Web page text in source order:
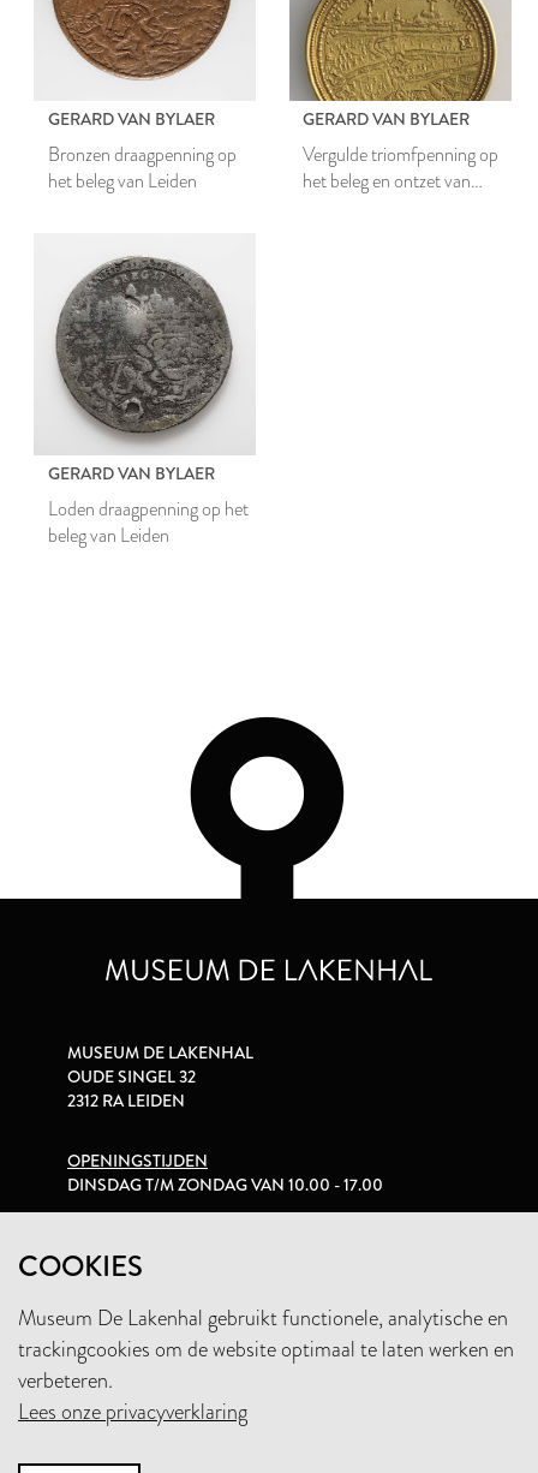
GERARD VAN BYLAER
Bronzen draagpenning op
het beleg van Leiden
GERARD VAN BYLAER
Vergulde triomfpenning op
het beleg en ontzet van
GERARD VAN BYLAER
Loden draagpenning op het
beleg van Leiden
COOKIES
Museum De Lakenhal gebruikt functionele, analytische en
trackingcookies om de website optimaal te laten werken en
verbeteren.
Lees onze privacyverklaring
MUSEUM DE LAKENHAL
OUDE SINGEL 32
2312 RA LEIDEN
OPENINGSTIJDEN
DINSDAG T/M ZONDAG VAN 10.00 - 17.00
+31 (0)71 5165360
INFO@LAKENHAL.NL
STEUN HET MUSEUM